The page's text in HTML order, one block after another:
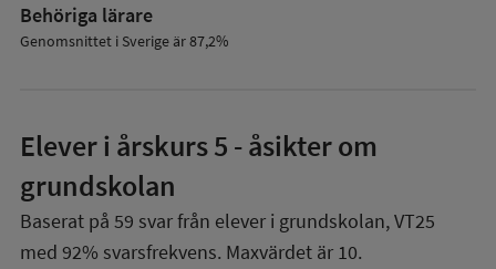
Behöriga lärare
Genomsnittet i Sverige är 87,2%
Elever i årskurs 5 - åsikter om
grundskolan
Baserat på 59 svar från elever i grundskolan,VT25
med 92% svarsfrekvens. Maxvärdet är 10.